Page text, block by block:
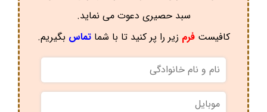
سبد حصیری دعوت می نماید.
کافیستفرم زیر را پر کنید تا با شماتماس بگیریم.
نام
و
نام
خانوادگی
موبایل